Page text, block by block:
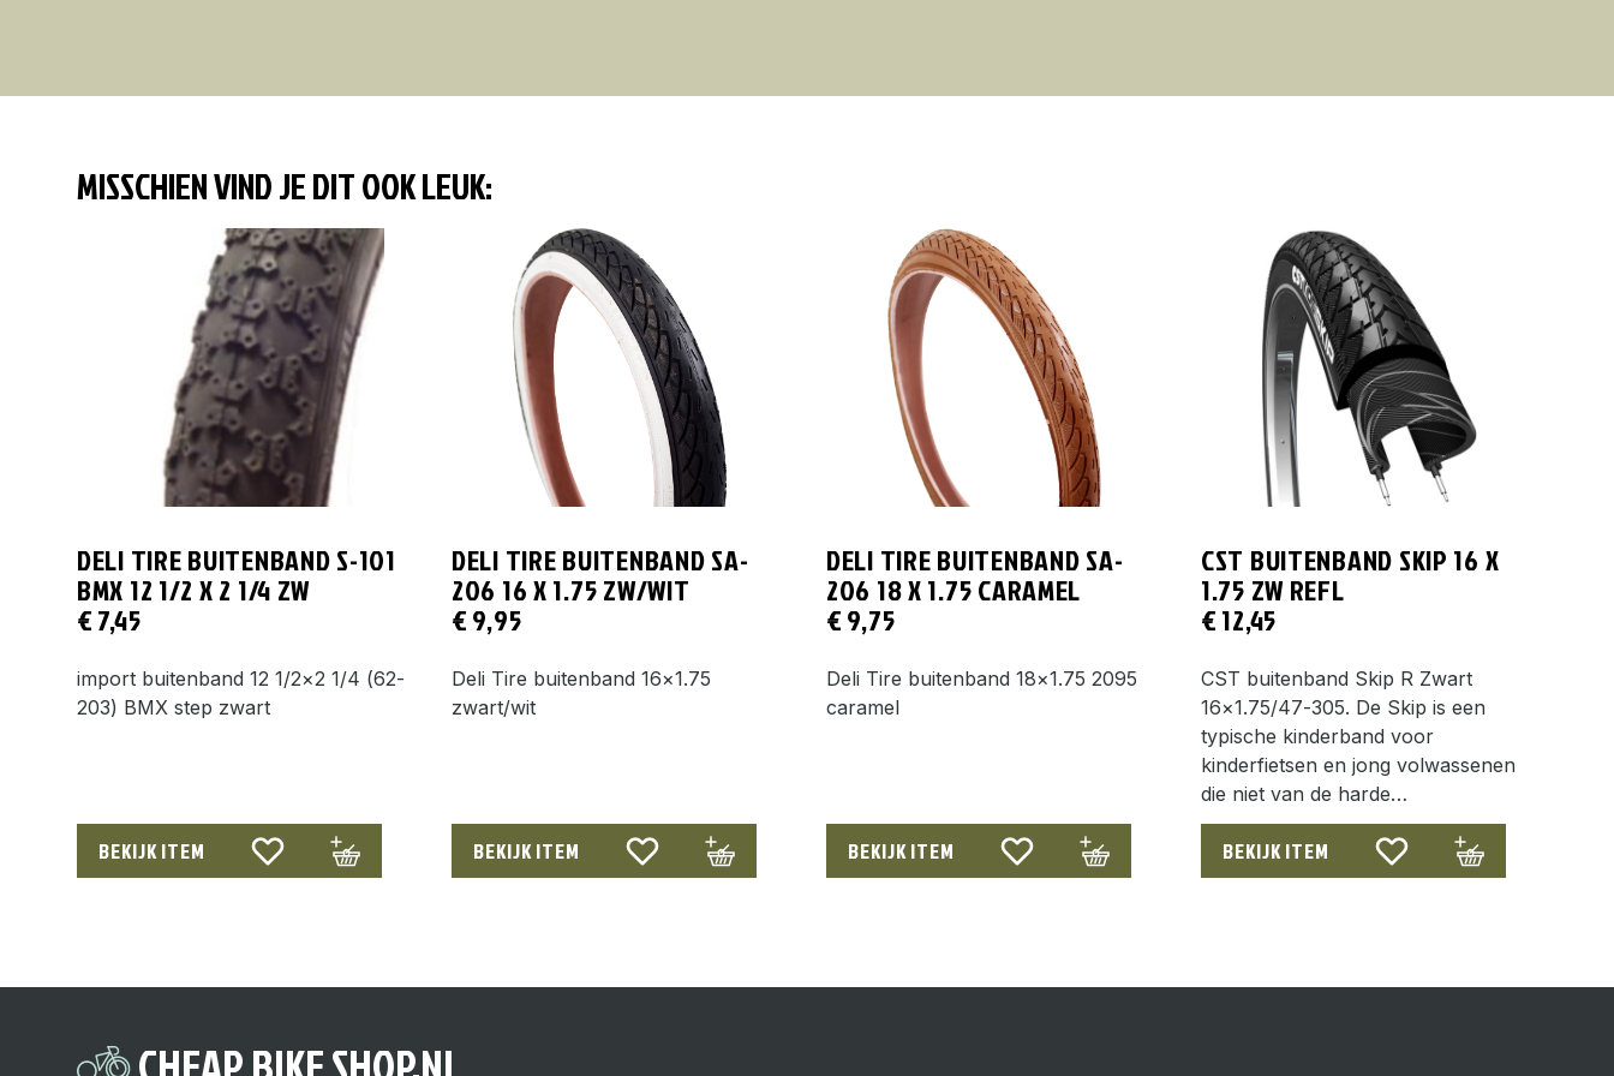
MISSCHIEN VIND JE DIT OOK LEUK:
DELI TIRE BUITENBAND S-101
BMX 12 1/2 X 2 1/4 ZW
€7,45
import buitenband 12 1/2×2 1/4 (62-
203) BMX step zwart
BEKIJK ITEM
DELI TIRE BUITENBAND SA-
206 16 X 1.75 ZW/WIT
€9,95
Deli Tire buitenband 16×1.75
zwart/wit
BEKIJK ITEM
DELI TIRE BUITENBAND SA-
206 18 X 1.75 CARAMEL
€9,75
Deli Tire buitenband 18×1.75 2095
caramel
BEKIJK ITEM
CST BUITENBAND SKIP 16 X
1.75 ZW REFL
€12,45
CST buitenband Skip R Zwart
16×1.75/47-305. De Skip is een
typische kinderband voor
kinderfietsen en jong volwassenen
die niet van de harde…
BEKIJK ITEM